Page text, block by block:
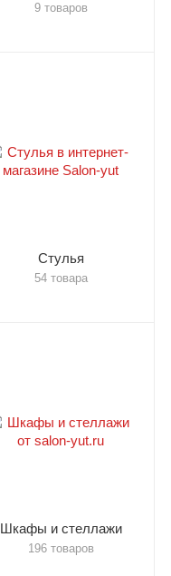
9 товаров
Стулья
54 товара
Шкафы и стеллажи
196 товаров